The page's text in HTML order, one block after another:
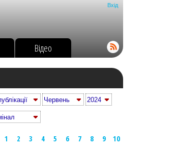
Вхід
Відео
1 2 3 4 5 6 7 8 9
10